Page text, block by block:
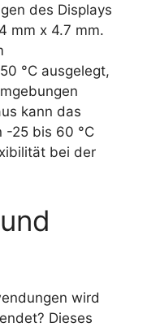
des Displays
mm x 4.7 mm.
°C ausgelegt,
kann das
-25 bis 60 °C
bei der
wird
Dieses